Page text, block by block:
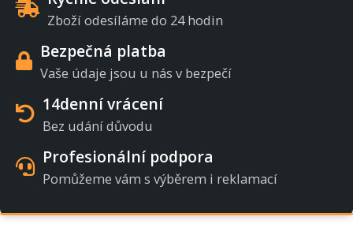
Zboží odesíláme do 24 hodin
Bezpečná platba
Vaše údaje jsou u nás v bezpečí
14denní vrácení
Bez udání důvodu
Profesionální podpora
Pomůžeme vám s výběrem i reklamací